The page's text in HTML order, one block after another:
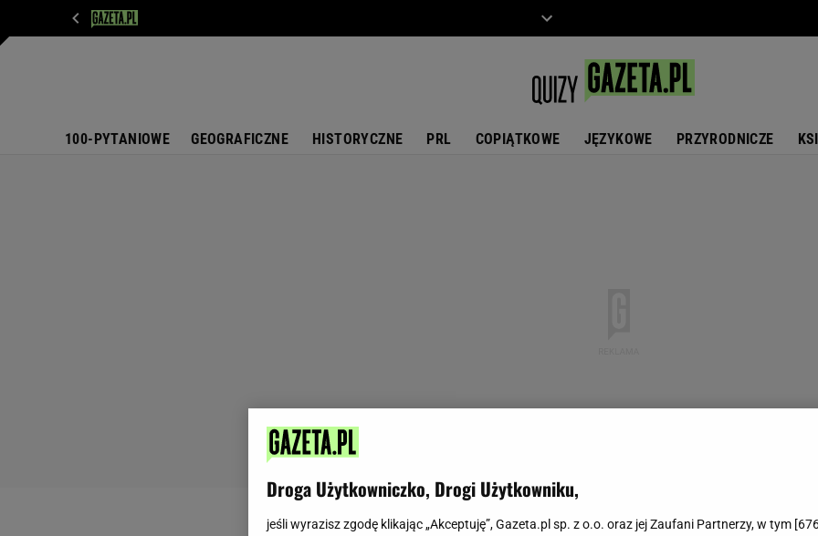
100-PYTANIOWE GEOGRAFICZNE HISTORYCZNE PRL COPIĄTKOWE JĘZYKOWE PRZYRODNICZE
Droga Użytkowniczko, Drogi Użytkowniku,
jeśli wyrazisz zgodę klikając „Akceptuję”, Gazeta.pl sp. z o.o. oraz jej Zaufani Partnerzy, w tym [